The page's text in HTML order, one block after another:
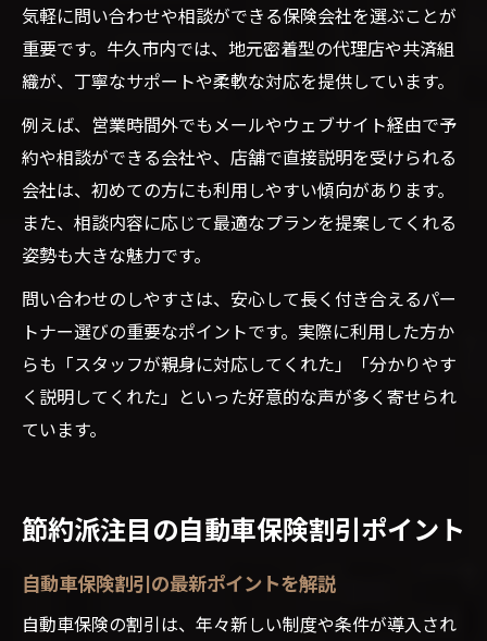
気軽に問い合わせや相談ができる保険会社を選ぶことが
重要です。牛久市内では、地元密着型の代理店や共済組
織が、丁寧なサポートや柔軟な対応を提供しています。
例えば、営業時間外でもメールやウェブサイト経由で予
約や相談ができる会社や、店舗で直接説明を受けられる
会社は、初めての方にも利用しやすい傾向があります。
また、相談内容に応じて最適なプランを提案してくれる
姿勢も大きな魅力です。
問い合わせのしやすさは、安心して長く付き合えるパー
トナー選びの重要なポイントです。実際に利用した方か
らも「スタッフが親身に対応してくれた」「分かりやす
く説明してくれた」といった好意的な声が多く寄せられ
ています。
節約派注目の自動車保険割引ポイント
自動車保険割引の最新ポイントを解説
自動車保険の割引は、年々新しい制度や条件が導入され